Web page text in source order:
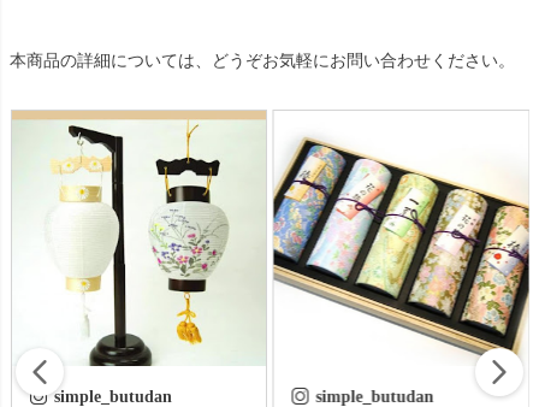
本商品の詳細については、どうぞお気軽にお問い合わせください。
simple_butudan
simple_butudan